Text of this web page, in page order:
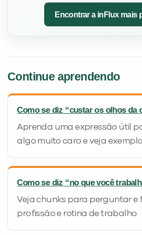
Encontrar a inFlux mais
Continue aprendendo
Como se diz “custar os olhos da
Aprenda uma expressão útil
algo muito caro e veja
Como se diz “no que você
Veja chunks para perguntar e
profissão e rotina de trabalho.